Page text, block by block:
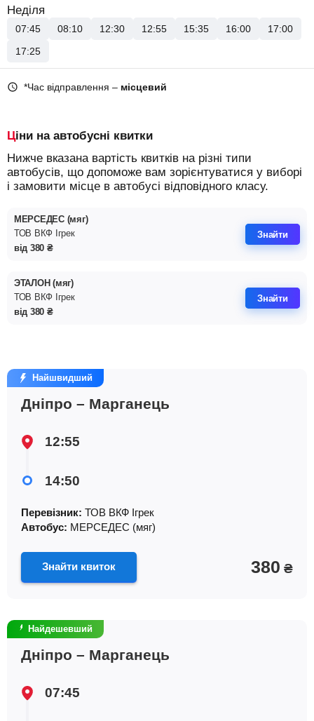
Неділя
07:45 08:10 12:30 12:55 15:35 16:00
17:00
17:25
*Час відправлення – місцевий
Ціни на автобусні квитки
Нижче вказана вартість квитків на різні типи
автобусів, що допоможе вам зорієнтуватися у виборі
і замовити місце в автобусі відповідного класу.
МЕРСЕДЕС (мяг)
ТОВ ВКФ Iгрек
від 380 ₴
Знайти
ЭТАЛОН (мяг)
ТОВ ВКФ Iгрек
від 380 ₴
Знайти
Найшвидший
Дніпро – Марганець
12:55
14:50
Перевізник: ТОВ ВКФ Iгрек
Автобус: МЕРСЕДЕС (мяг)
Знайти квиток 380 ₴
Найдешевший
Дніпро – Марганець
07:45